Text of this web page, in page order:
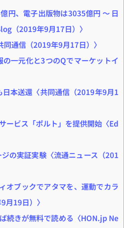
円、電子出版物は3035億円 ～ 日
（2019年9月17日）〉
通信（2019年9月17日）〉
一元化と3つのQでマーケットイ
本送還〈共同通信（2019年9月1
ービス「ポルト」を提供開始〈Ed
の実証実験〈流通ニュース（201
オブックでアタマを、運動でカラ
19日）〉
続きが無料で読める〈HON.jp Ne